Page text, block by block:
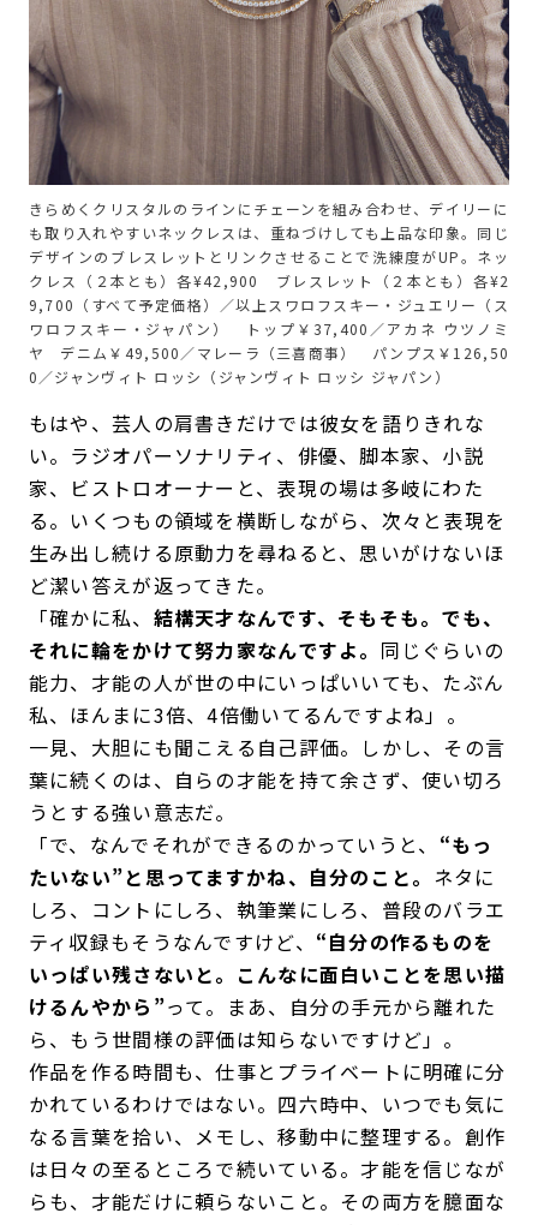
きらめくクリスタルのラインにチェーンを組み合わせ、デイリーに
も取り入れやすいネックレスは、重ねづけしても上品な印象。同じ
デザインのブレスレットとリンクさせることで洗練度がUP。ネッ
クレス（２本とも）各¥42,900 ブレスレット（２本とも）各¥2
9,700（すべて予定価格）／以上スワロフスキー・ジュエリー（ス
ワロフスキー・ジャパン） トップ￥37,400／アカネ ウツノミ
ヤ デニム￥49,500／マレーラ（三喜商事） パンプス￥126,50
0／ジャンヴィト ロッシ（ジャンヴィト ロッシ ジャパン）
もはや、芸人の肩書きだけでは彼女を語りきれな
い。ラジオパーソナリティ、俳優、脚本家、小説
家、ビストロオーナーと、表現の場は多岐にわた
る。いくつもの領域を横断しながら、次々と表現を
生み出し続ける原動力を尋ねると、思いがけないほ
ど潔い答えが返ってきた。
「確かに私、 結構天才なんです、そもそも。でも、
それに輪をかけて努力家なんですよ。 同じぐらいの
能力、才能の人が世の中にいっぱいいても、たぶん
私、ほんまに3倍、4倍働いてるんですよね」。
一見、大胆にも聞こえる自己評価。しかし、その言
葉に続くのは、自らの才能を持て余さず、使い切ろ
うとする強い意志だ。
「で、なんでそれができるのかっていうと、 “もっ
たいない”と思ってますかね、自分のこと。 ネタに
しろ、コントにしろ、執筆業にしろ、普段のバラエ
ティ収録もそうなんですけど、 “自分の作るものを
いっぱい残さないと。こんなに面白いことを思い描
けるんやから”って。まあ、自分の手元から離れた
ら、もう世間様の評価は知らないですけど」。
作品を作る時間も、仕事とプライベートに明確に分
かれているわけではない。四六時中、いつでも気に
なる言葉を拾い、メモし、移動中に整理する。創作
は日々の至るところで続いている。才能を信じなが
らも、才能だけに頼らないこと。その両方を臆面な